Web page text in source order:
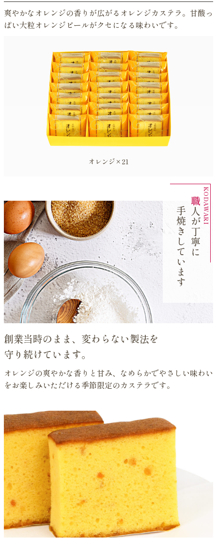
爽やかなオレンジの香りが広がるオレンジカステラ。甘酸っ
ぱい大粒オレンジピールがクセになる味わいです。
オレンジ×21
職
人
が
丁
寧
に
手焼きしています
創業当時のまま、変わらない製法を
守り続けています。
オレンジの爽やかな香りと甘み、なめらかでやさしい味わい
をお楽しみいただける季節限定のカステラです。